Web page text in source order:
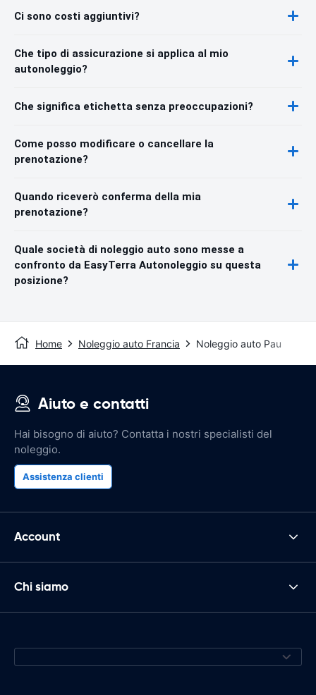
Ci sono costi aggiuntivi?
Che tipo di assicurazione si applica al mio
autonoleggio?
Che significa etichetta senza preoccupazioni?
Come posso modificare o cancellare la
prenotazione?
Quando riceverò conferma della mia
prenotazione?
Quale società di noleggio auto sono messe a
confronto da EasyTerra Autonoleggio su questa
posizione?
Home Noleggio auto Francia Noleggio auto Pau
Aiuto e contatti
Hai bisogno di aiuto? Contatta i nostri specialisti del
noleggio.
Assistenza clienti
Account
Chi siamo